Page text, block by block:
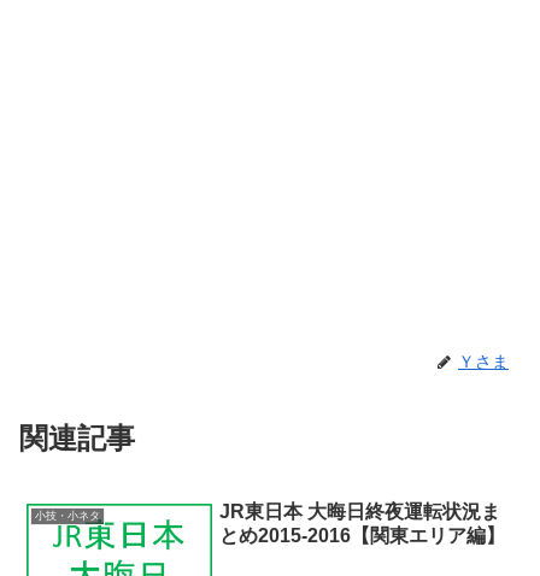
Ｙさま
関連記事
小技・小ネタ
JR東日本 大晦日終夜運転状況ま
とめ2015-2016【関東エリア編】